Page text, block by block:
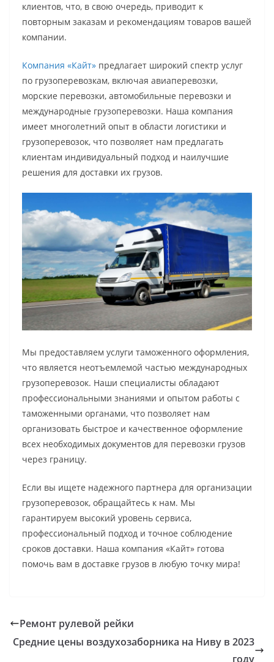
клиентов, что, в свою очередь, приводит к
повторным заказам и рекомендациям товаров вашей
компании.
Компания «Кайт» предлагает широкий спектр услуг
по грузоперевозкам, включая авиаперевозки,
морские перевозки, автомобильные перевозки и
международные грузоперевозки. Наша компания
имеет многолетний опыт в области логистики и
грузоперевозок, что позволяет нам предлагать
клиентам индивидуальный подход и наилучшие
решения для доставки их грузов.
Мы предоставляем услуги таможенного оформления,
что является неотъемлемой частью международных
грузоперевозок. Наши специалисты обладают
профессиональными знаниями и опытом работы с
таможенными органами, что позволяет нам
организовать быстрое и качественное оформление
всех необходимых документов для перевозки грузов
через границу.
Если вы ищете надежного партнера для организации
грузоперевозок, обращайтесь к нам. Мы
гарантируем высокий уровень сервиса,
профессиональный подход и точное соблюдение
сроков доставки. Наша компания «Кайт» готова
помочь вам в доставке грузов в любую точку мира!
Ремонт рулевой рейки
Средние цены воздухозаборника на Ниву в 2023
году